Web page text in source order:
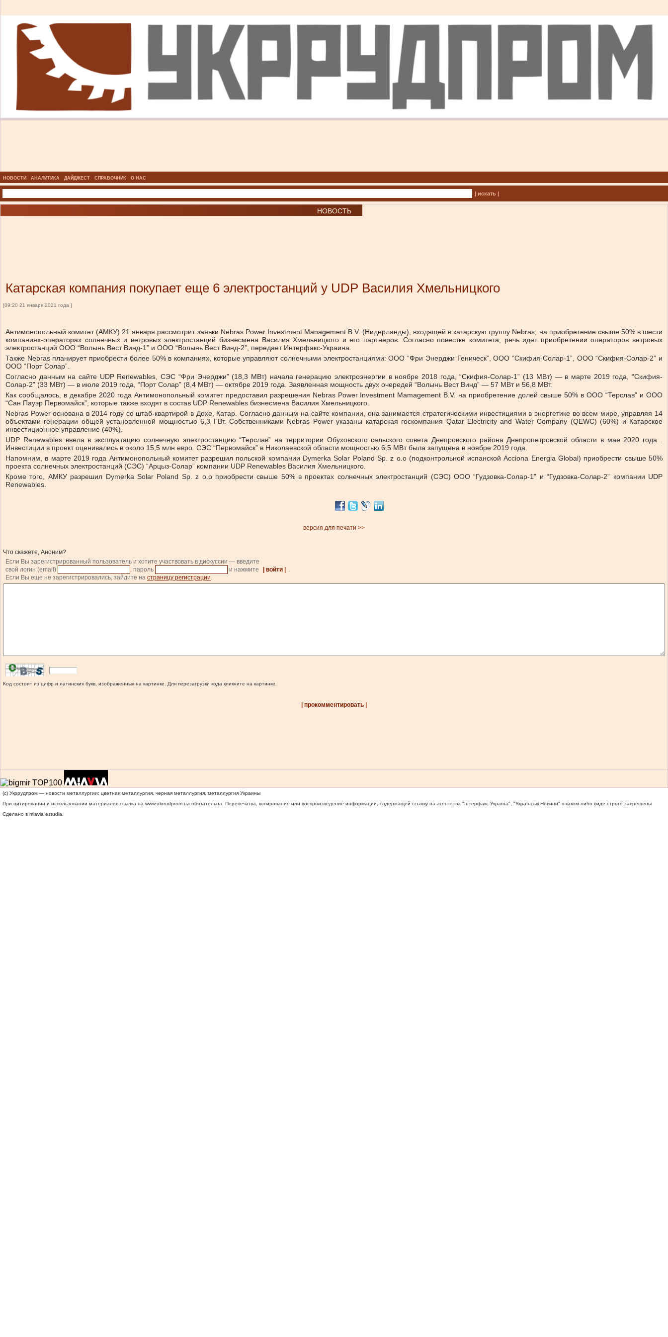
НОВОСТИ АНАЛИТИКА ДАЙДЖЕСТ СПРАВОЧНИК О НАС
| искать |
НОВОСТЬ
Катарская компания покупает еще 6 электростанций у UDP Василия Хмельницкого
[09:20 21 января 2021 года ]
Антимонопольный комитет (АМКУ) 21 января рассмотрит заявки Nebras Power Investment Management B.V. (Нидерланды), входящей в катарскую группу Nebras, на приобретение свыше 50% в шести
компаниях-операторах солнечных и ветровых электростанций бизнесмена Василия Хмельницкого и его партнеров. Согласно повестке комитета, речь идет приобретении операторов ветровых
электростанций ООО “Волынь Вест Винд-1” и ООО “Волынь Вест Винд-2”, передает Интерфакс-Украина.
Также Nebras планирует приобрести более 50% в компаниях, которые управляют солнечными электростанциями: ООО “Фри Энерджи Геническ”, ООО “Скифия-Солар-1”, ООО “Скифия-Солар-2” и
ООО “Порт Солар”.
Согласно данным на сайте UDP Renewables, СЭС “Фри Энерджи” (18,3 МВт) начала генерацию электроэнергии в ноябре 2018 года, “Скифия-Солар-1” (13 МВт) — в марте 2019 года, “Скифия-
Солар-2” (33 МВт) — в июле 2019 года, “Порт Солар” (8,4 МВт) — октябре 2019 года. Заявленная мощность двух очередей “Волынь Вест Винд” — 57 МВт и 56,8 МВт.
Как сообщалось, в декабре 2020 года Антимонопольный комитет предоставил разрешения Nebras Power Investment Mamagement B.V. на приобретение долей свыше 50% в ООО “Терслав” и ООО
“Сан Пауэр Первомайск”, которые также входят в состав UDP Renewables бизнесмена Василия Хмельницкого.
Nebras Power основана в 2014 году со штаб-квартирой в Дохе, Катар. Согласно данным на сайте компании, она занимается стратегическими инвестициями в энергетике во всем мире, управляя 14
объектами генерации общей установленной мощностью 6,3 ГВт. Собственниками Nebras Power указаны катарская госкомпания Qatar Electricity and Water Company (QEWC) (60%) и Катарское
инвестиционное управление (40%).
UDP Renewables ввела в эксплуатацию солнечную электростанцию “Терслав” на территории Обуховского сельского совета Днепровского района Днепропетровской области в мае 2020 года .
Инвестиции в проект оценивались в около 15,5 млн евро. СЭС “Первомайск” в Николаевской области мощностью 6,5 МВт была запущена в ноябре 2019 года.
Напомним, в марте 2019 года Антимонопольный комитет разрешил польской компании Dymerka Solar Poland Sp. z o.o (подконтрольной испанской Acciona Energia Global) приобрести свыше 50%
проекта солнечных электростанций (СЭС) “Арцыз-Солар” компании UDP Renewables Василия Хмельницкого.
Кроме того, АМКУ разрешил Dymerka Solar Poland Sp. z o.o приобрести свыше 50% в проектах солнечных электростанций (СЭС) ООО “Гудзовка-Солар-1” и “Гудзовка-Солар-2” компании UDP
Renewables.
версия для печати >>
Что скажете, Аноним?
Если Вы зарегистрированный пользователь и хотите участвовать в дискуссии — введите
свой логин (email)
, пароль и нажмите | войти |
.
Если Вы еще не зарегистрировались, зайдите на страницу регистрации.
Код состоит из цифр и латинских букв, изображенных на картинке. Для перезагрузки кода кликните на картинке.
| прокомментировать |
(c) Укррудпром — новости металлургии: цветная металлургия, черная металлургия, металлургия Украины
При цитировании и использовании материалов ссылка на www.ukrrudprom.ua обязательна. Перепечатка, копирование или воспроизведение информации, содержащей ссылку на агентства "Iнтерфакс-Україна", "Українськi Новини" в каком-либо виде строго запрещены
Сделано в miavia estudia.